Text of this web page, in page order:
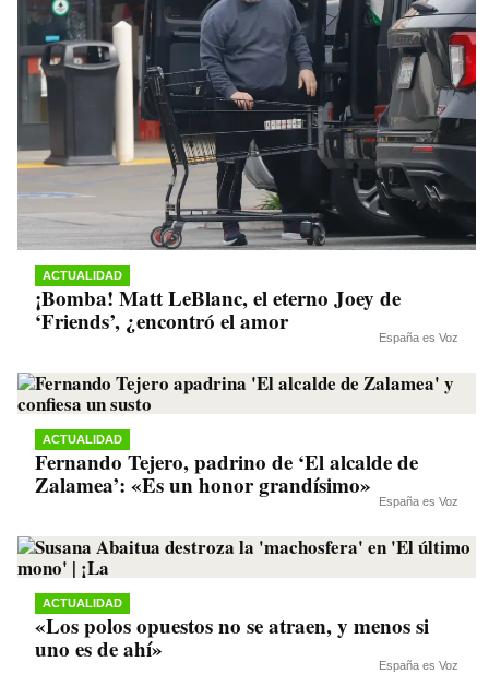
ACTUALIDAD
¡Bomba! Matt LeBlanc, el eterno Joey de
‘Friends’, ¿encontró el amor
España es Voz
ACTUALIDAD
Fernando Tejero, padrino de ‘El alcalde de
Zalamea’: «Es un honor grandísimo»
España es Voz
ACTUALIDAD
«Los polos opuestos no se atraen, y menos si
uno es de ahí»
España es Voz